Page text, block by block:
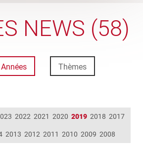
NEWS (58)
Années Thèmes
2022 2021 2020 2019 2018 2017
2013 2012 2011 2010 2009 2008